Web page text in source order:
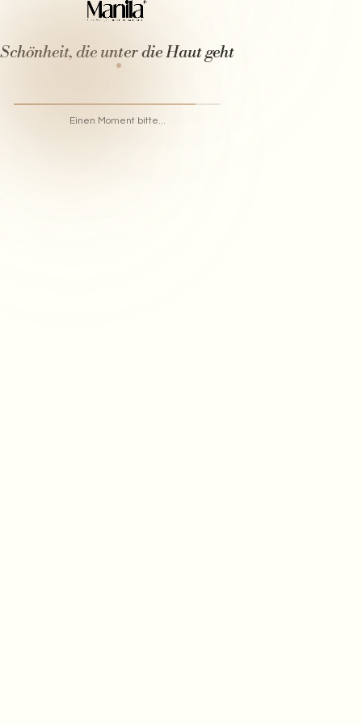
Schönheit, die unter die Haut geht
Einen Moment bitte...